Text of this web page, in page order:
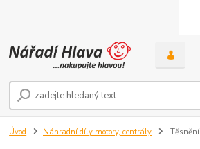
Úvod Náhradní díly motory, centrály